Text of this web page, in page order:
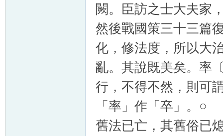
闕。臣訪之士大夫家
然後戰國策三十三
化，修法度，所以大
亂。其說既美矣。率
行，不得不然，則可
「率」作「卒」。
舊法已亡，其舊俗已